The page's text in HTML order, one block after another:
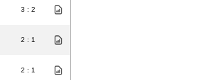
3 : 2
2 : 1
2 : 1